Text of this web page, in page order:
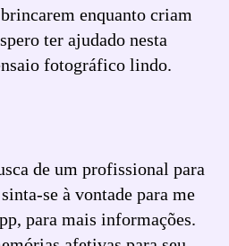
enquanto criam
ter ajudado nesta
fotográfico lindo.
de um profissional para
se à vontade para me
para mais informações.